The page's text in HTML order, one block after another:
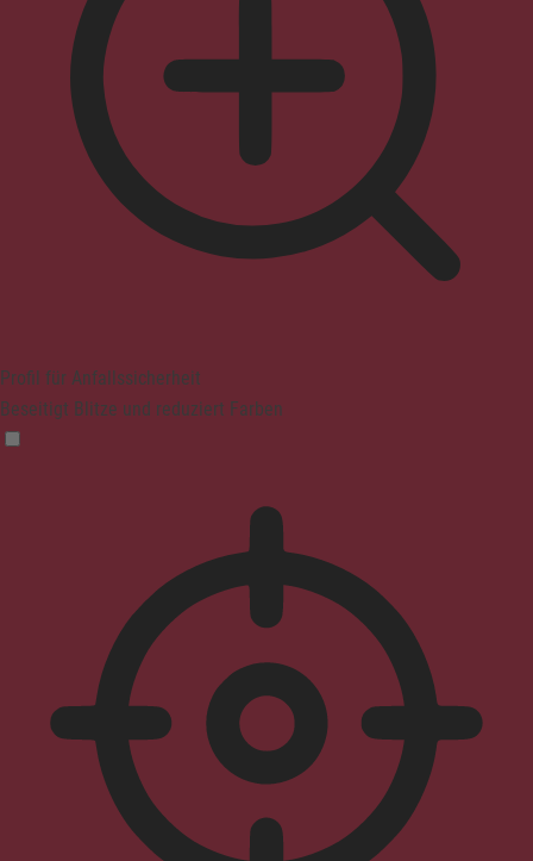
Profil für Anfallssicherheit
Beseitigt Blitze und reduziert Farben